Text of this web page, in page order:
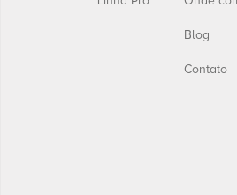
Blog
Contato